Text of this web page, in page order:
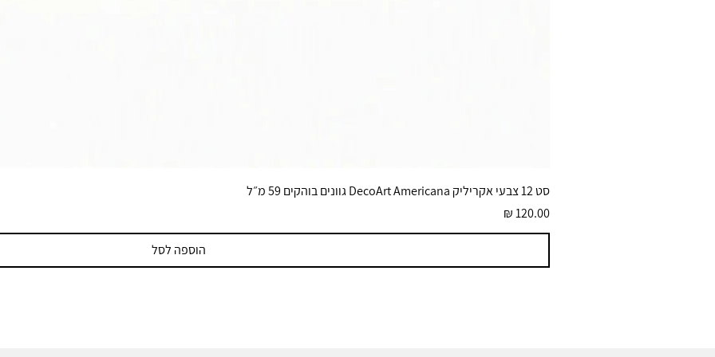
סט 12 צבעי אקריליק DecoArt Americana גוונים בוהקים 59 מ״ל
מחיר
הוספה לסל